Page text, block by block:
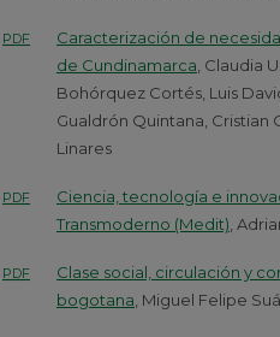
PDF
Caracterización de
de Cundinamarca , Claudia
Bohórquez Cortés, Luis
Gualdrón Quintana,
Linares
PDF
Ciencia, tecnología e
Transmoderno (Medit) ,
PDF
Clase social, circulación y
bogotana, Miguel Felipe